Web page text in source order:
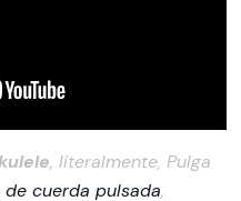
, literalmente, Pulga
cuerda pulsada,